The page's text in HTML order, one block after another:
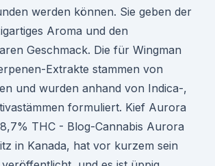
werden können. Sie geben der
Aroma und den
Geschmack. Die für Wingman
Extrakte stammen von
und wurden anhand von Indica-,
formuliert. Kief Aurora
THC - Blog-Cannabis Aurora
in Kanada, hat vor kurzem sein